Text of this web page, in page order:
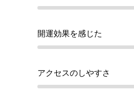
開運効果を感じた
アクセスのしやすさ